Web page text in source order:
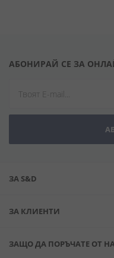
АБОНИРАЙ СЕ ЗА
ЗА S&D
ЗА КЛИЕНТИ
ЗАЩО ДА ПОРЪЧАТЕ ОТ